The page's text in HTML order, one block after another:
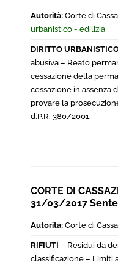
Autorità: Corte di
urbanistico - edilizia
DIRITTO
abusiva – Reato
cessazione della
cessazione in assenza
provare la
d.P.R. 380/2001.
CORTE DI
31/03/2017
Autorità: Corte di
RIFIUTI – Residui da
classificazione – Limiti